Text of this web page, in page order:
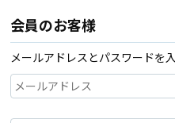
会員のお客様
メールアドレスとパスワードを